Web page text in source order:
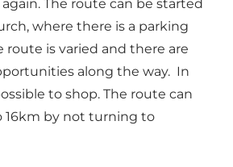
The route can be started
where there is a parking
route is varied and there are
along the way. In
to shop. The route can
16km by not turning to